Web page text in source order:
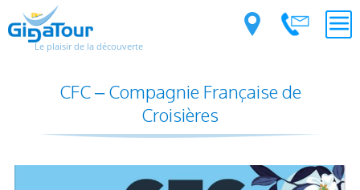
Le plaisir de la découverte
CFC – Compagnie Française de
Croisières